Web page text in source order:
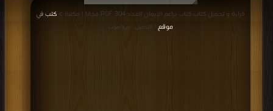
قراءة و تحميل كتاب كتاب براعم الإيمان العدد 304 PDF مجانا | مكتبة >
كتب في
موقع
| التحميل : مرة/مرات